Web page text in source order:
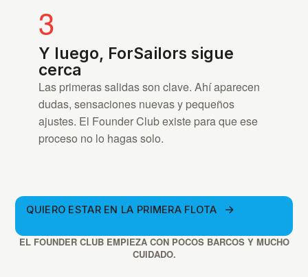
3
Y luego, ForSailors sigue
cerca
Las primeras salidas son clave. Ahí aparecen
dudas, sensaciones nuevas y pequeños
ajustes. El Founder Club existe para que ese
proceso no lo hagas solo.
QUIERO ESTAR EN LA PRIMERA FLOTA
EL FOUNDER CLUB EMPIEZA CON POCOS BARCOS Y MUCHO
CUIDADO.